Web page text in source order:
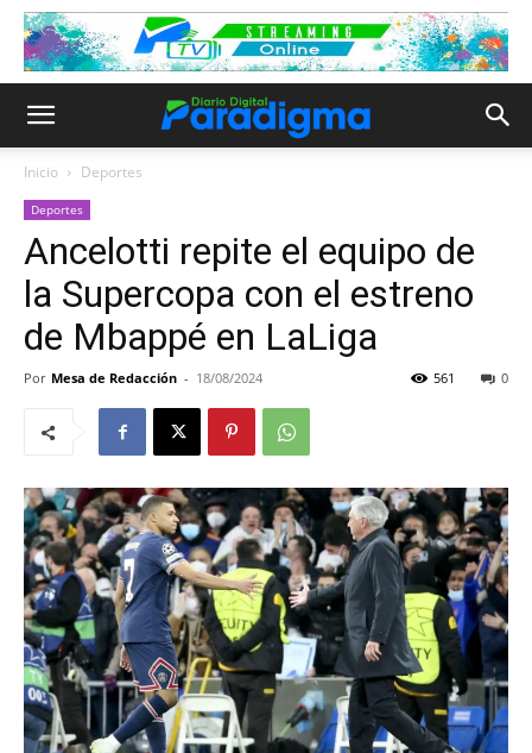
Inicio Deportes
Deportes
Ancelotti repite el equipo de
la Supercopa con el estreno
de Mbappé en LaLiga
Por Mesa de Redacción - 18/08/2024 0
561